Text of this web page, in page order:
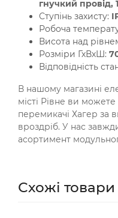
гнучкий провід,
Ступінь захисту:
Робоча
Висота над
Розміри ГхВхШ:
Відповідність
В нашому магазині
місті Рівне ви
перемикачі Хагер за
вроздріб. У нас
асортимент
Схожі товари